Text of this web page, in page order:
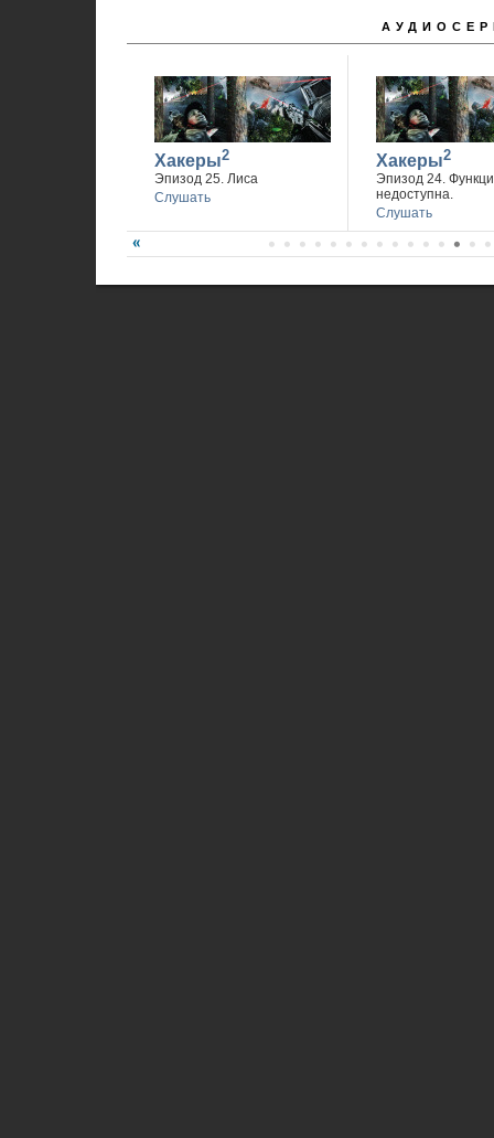
Хакеры2
Эпизод 25. Лиса
Слушать
Хакеры2
Эпизод 24.
недоступна.
Слушать